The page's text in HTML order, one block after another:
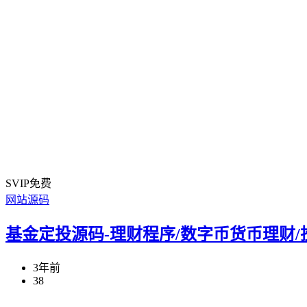
SVIP免费
网站源码
基金定投源码-理财程序/数字币货币理财/
3年前
38